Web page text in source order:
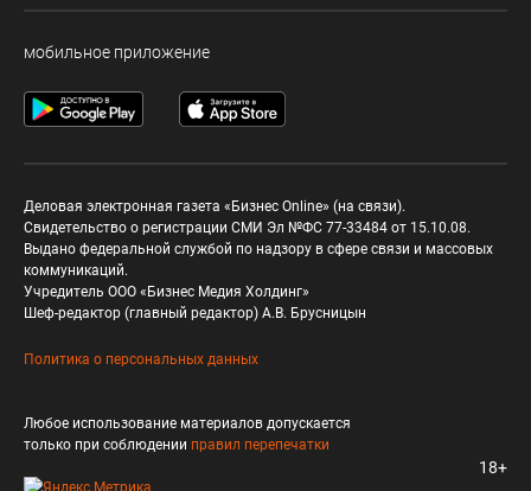
мобильное приложение
Деловая электронная газета «Бизнес Online» (на связи).
Свидетельство о регистрации СМИ Эл №ФС 77-33484 от 15.10.08.
Выдано федеральной службой по надзору в сфере связи и массовых
коммуникаций.
Учредитель ООО «Бизнес Медия Холдинг»
Шеф-редактор (главный редактор) А.В. Брусницын
Политика о персональных данных
Любое использование материалов допускается
только при соблюдении правил перепечатки
18+